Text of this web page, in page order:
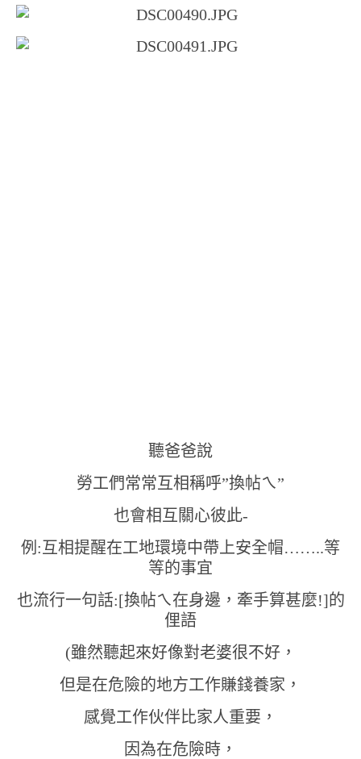
聽爸爸說
勞工們常常互相稱呼”換帖ㄟ”
也會相互關心彼此-
例:互相提醒在工地環境中帶上安全帽……..等
等的事宜
也流行一句話:[換帖ㄟ在身邊，牽手算甚麼!]的
俚語
(雖然聽起來好像對老婆很不好，
但是在危險的地方工作賺錢養家，
感覺工作伙伴比家人重要，
因為在危險時，